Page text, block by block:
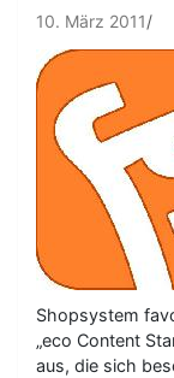
10. März 2011
Shopsystem
„eco Content
aus, die sich